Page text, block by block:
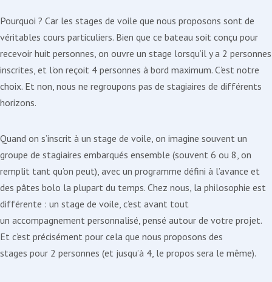
Pourquoi ? Car les stages de voile que nous proposons sont de
véritables cours particuliers. Bien que ce bateau soit conçu pour
recevoir huit personnes, on ouvre un stage lorsqu’il y a 2 personnes
inscrites, et l’on reçoit 4 personnes à bord maximum. C’est notre
choix. Et non, nous ne regroupons pas de stagiaires de différents
horizons.
Quand on s’inscrit à un stage de voile, on imagine souvent un
groupe de stagiaires embarqués ensemble (souvent 6 ou 8, on
remplit tant qu’on peut), avec un programme défini à l’avance et
des pâtes bolo la plupart du temps. Chez nous, la philosophie est
différente : un stage de voile, c’est avant tout
un accompagnement personnalisé, pensé autour de votre projet.
Et c’est précisément pour cela que nous proposons des
stages pour 2 personnes (et jusqu’à 4, le propos sera le même).